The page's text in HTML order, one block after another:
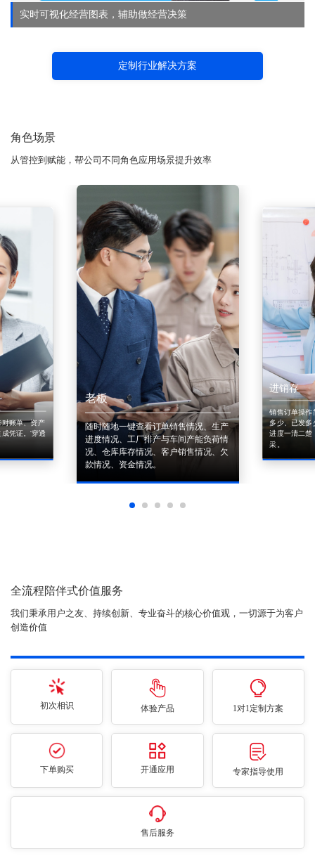
实时可视化经营图表，辅助做经营决策
定制行业解决方案
角色场景
从管控到赋能，帮公司不同角色应用场景提升效率
账单、资产
凭证。'穿透
老板
随时随地一键查看订单销售情况、生产
进度情况、工厂排产与车间产能负荷情
况、仓库库存情况、客户销售情况、欠
款情况、资金情况。
进销存
销售订单操作
多少、已发多
进度一清二楚
采。
全流程陪伴式价值服务
我们秉承用户之友、持续创新、专业奋斗的核心价值观，一切源于为客户
创造价值
初次相识 体验产品 1对1定制方案
下单购买 开通应用 专家指导使用
售后服务